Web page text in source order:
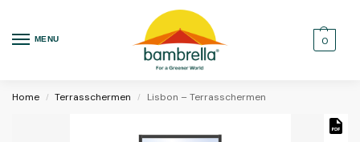
MENU 0
Home / Terrasschermen / Lisbon – Terrasschermen